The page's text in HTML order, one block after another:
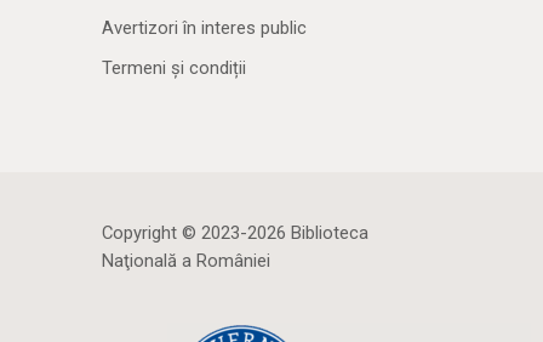
Avertizori în interes public
Termeni și condiții
Copyright © 2023-2026 Biblioteca
Naţională a României